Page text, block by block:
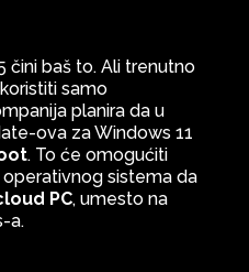
čini baš to. Ali trenutno
samo
planira da u
ova za Windows 11
. To će omogućiti
operativnog sistema da
PC, umesto na
a.